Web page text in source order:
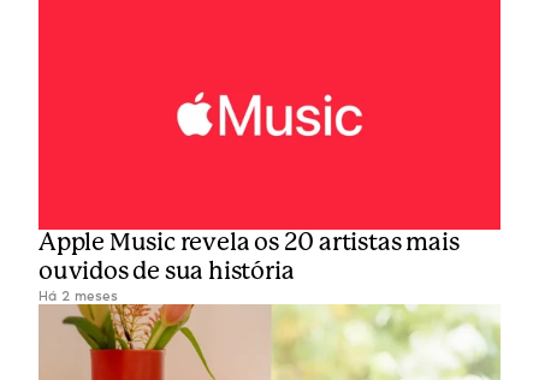
Apple Music revela os 20 artistas mais
ouvidos de sua história
Há 2 meses